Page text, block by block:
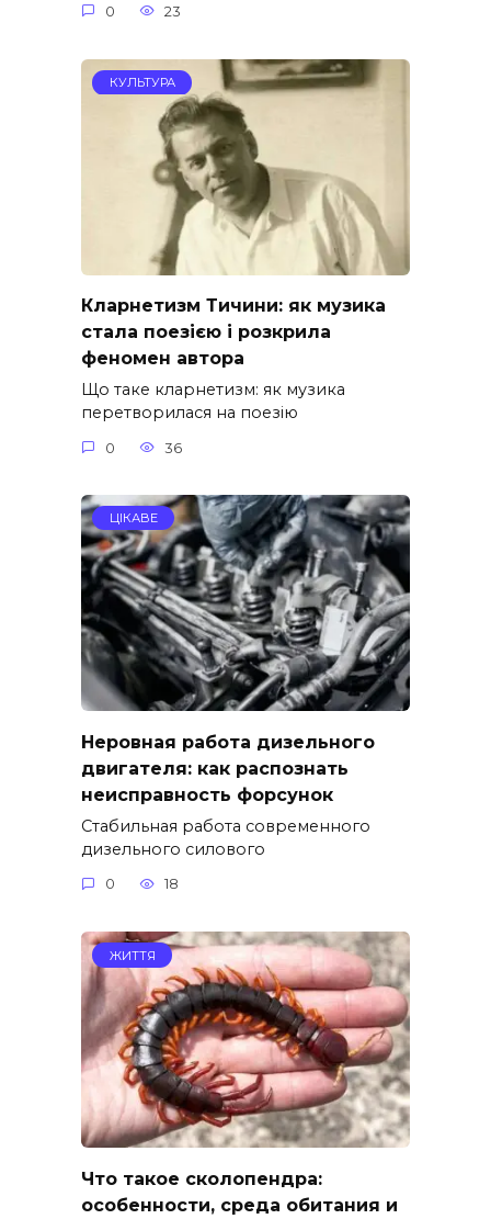
0 23
КУЛЬТУРА
Кларнетизм Тичини: як музика
стала поезією і розкрила
феномен автора
Що таке кларнетизм: як музика
перетворилася на поезію
0 36
ЦІКАВЕ
Неровная работа дизельного
двигателя: как распознать
неисправность форсунок
Стабильная работа современного
дизельного силового
0 18
ЖИТТЯ
Что такое сколопендра:
особенности, среда обитания и